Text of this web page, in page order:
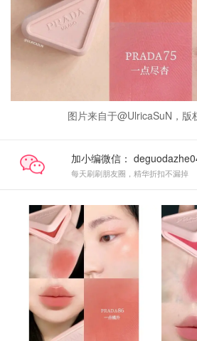
图片来自于@UlricaSuN，版
加小编微信：
每天刷刷朋友圈，精华折扣不漏掉